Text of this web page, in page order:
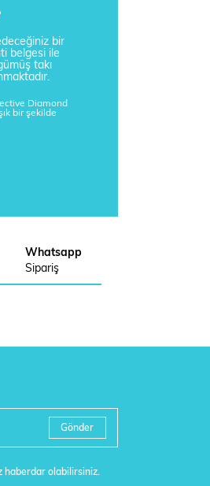
bir
belgesi ile
takı
Diamond
bir şekilde
Whatsapp
Sipariş
Gönder
haberdar olabilirsiniz.